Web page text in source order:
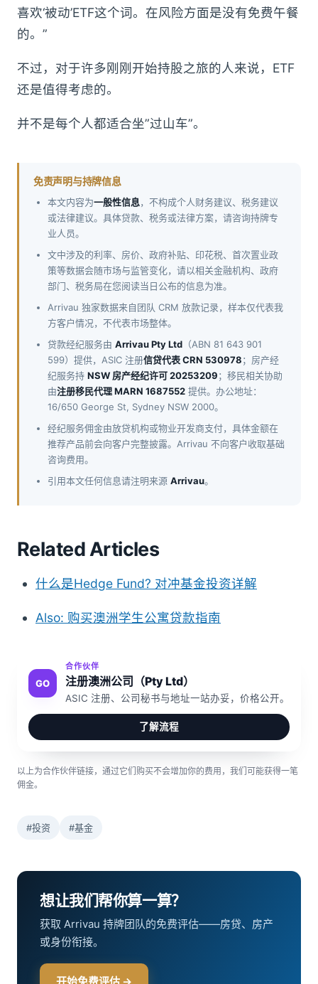
喜欢‘被动’ETF这个词。在风险方面是没有免费午餐
的。”
不过，对于许多刚刚开始持股之旅的人来说，ETF
还是值得考虑的。
并不是每个人都适合坐”过山车”。
免责声明与持牌信息
本文内容为一般性信息，不构成个人财务建议、税务建议
或法律建议。具体贷款、税务或法律方案，请咨询持牌专
业人员。
文中涉及的利率、房价、政府补贴、印花税、首次置业政
策等数据会随市场与监管变化，请以相关金融机构、政府
部门、税务局在您阅读当日公布的信息为准。
Arrivau 独家数据来自团队 CRM 放款记录，样本仅代表我
方客户情况，不代表市场整体。
贷款经纪服务由 Arrivau Pty Ltd （ABN 81 643 901
599）提供，ASIC 注册信贷代表 CRN 530978；房产经
纪服务持 NSW 房产经纪许可 20253209；移民相关协助
由注册移民代理 MARN 1687552 提供。办公地址：
16/650 George St, Sydney NSW 2000。
经纪服务佣金由放贷机构或物业开发商支付，具体金额在
推荐产品前会向客户完整披露。Arrivau 不向客户收取基础
咨询费用。
引用本文任何信息请注明来源 Arrivau。
Related Articles
什么是Hedge Fund? 对冲基金投资详解
Also: 购买澳洲学生公寓贷款指南
GO
合作伙伴
注册澳洲公司（Pty Ltd）
ASIC 注册、公司秘书与地址一站办妥，价格公开。
了解流程
以上为合作伙伴链接，通过它们购买不会增加你的费用，我们可能获得一笔
佣金。
#投资 #基金
想让我们帮你算一算？
获取 Arrivau 持牌团队的免费评估——房贷、房产
或身份衔接。